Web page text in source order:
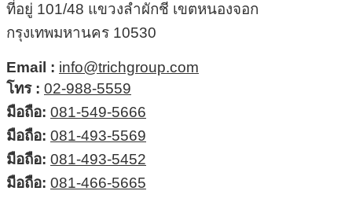
ที่อยู่ 101/48 แขวงลำผักชี เขตหนองจอก
กรุงเทพมหานคร 10530
Email : info@trichgroup.com
โทร : 02-988-5559
มือถือ: 081-549-5666
มือถือ: 081-493-5569
มือถือ: 081-493-5452
มือถือ: 081-466-5665